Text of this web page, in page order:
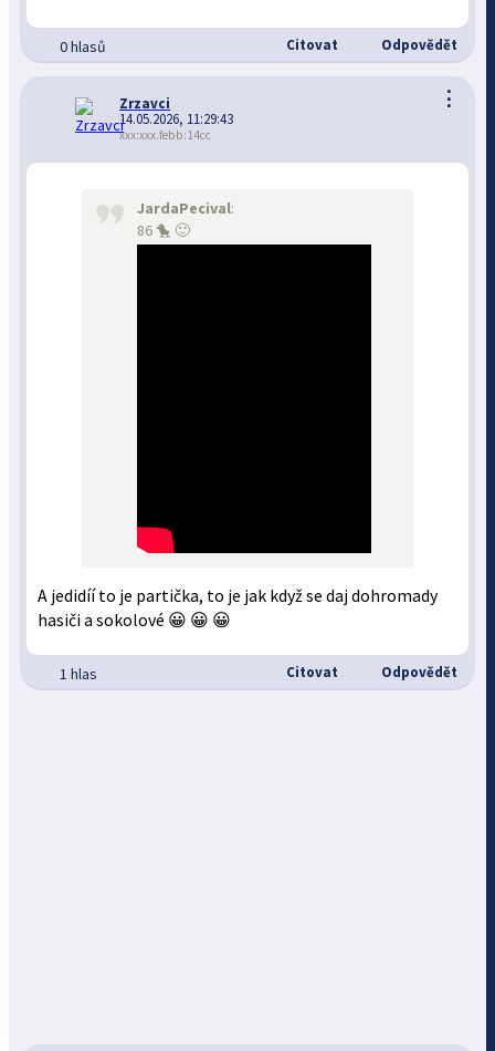
0 hlasů Citovat Odpovědět
⋮
Zrzavci
14.05.2026, 11:29:43
xxx:xxx.febb:14cc
JardaPecival:
86 🐤 🙂
A jedidíí to je partička, to je jak když se daj dohromady
hasiči a sokolové 😀 😀 😀
1 hlas Citovat Odpovědět